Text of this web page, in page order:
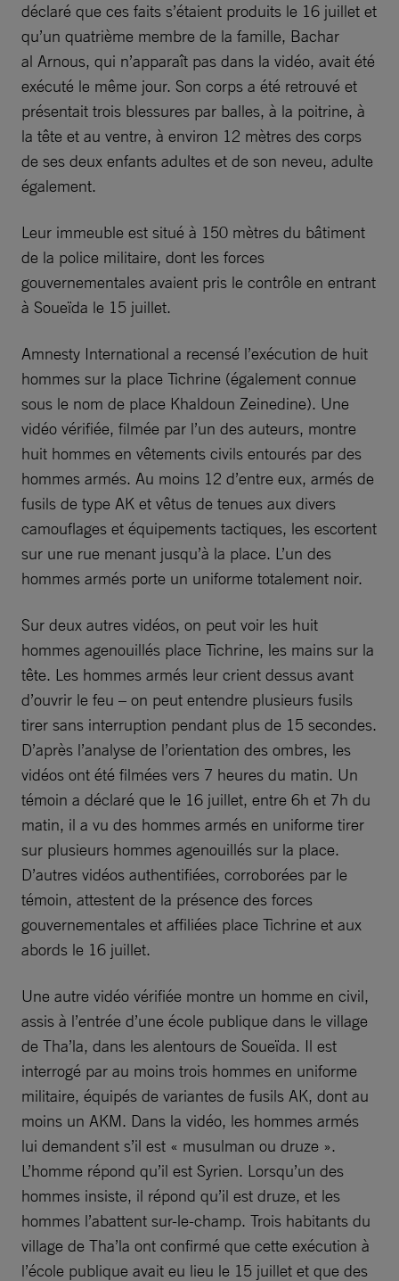
déclaré que ces faits s’étaient produits le 16 juillet et
qu’un quatrième membre de la famille, Bachar
al Arnous, qui n’apparaît pas dans la vidéo, avait été
exécuté le même jour. Son corps a été retrouvé et
présentait trois blessures par balles, à la poitrine, à
la tête et au ventre, à environ 12 mètres des corps
de ses deux enfants adultes et de son neveu, adulte
également.
Leur immeuble est situé à 150 mètres du bâtiment
de la police militaire, dont les forces
gouvernementales avaient pris le contrôle en entrant
à Soueïda le 15 juillet.
Amnesty International a recensé l’exécution de huit
hommes sur la place Tichrine (également connue
sous le nom de place Khaldoun Zeinedine). Une
vidéo vérifiée, filmée par l’un des auteurs, montre
huit hommes en vêtements civils entourés par des
hommes armés. Au moins 12 d’entre eux, armés de
fusils de type AK et vêtus de tenues aux divers
camouflages et équipements tactiques, les escortent
sur une rue menant jusqu’à la place. L’un des
hommes armés porte un uniforme totalement noir.
Sur deux autres vidéos, on peut voir les huit
hommes agenouillés place Tichrine, les mains sur la
tête. Les hommes armés leur crient dessus avant
d’ouvrir le feu – on peut entendre plusieurs fusils
tirer sans interruption pendant plus de 15 secondes.
D’après l’analyse de l’orientation des ombres, les
vidéos ont été filmées vers 7 heures du matin. Un
témoin a déclaré que le 16 juillet, entre 6h et 7h du
matin, il a vu des hommes armés en uniforme tirer
sur plusieurs hommes agenouillés sur la place.
D’autres vidéos authentifiées, corroborées par le
témoin, attestent de la présence des forces
gouvernementales et affiliées place Tichrine et aux
abords le 16 juillet.
Une autre vidéo vérifiée montre un homme en civil,
assis à l’entrée d’une école publique dans le village
de Tha’la, dans les alentours de Soueïda. Il est
interrogé par au moins trois hommes en uniforme
militaire, équipés de variantes de fusils AK, dont au
moins un AKM. Dans la vidéo, les hommes armés
lui demandent s’il est « musulman ou druze ».
L’homme répond qu’il est Syrien. Lorsqu’un des
hommes insiste, il répond qu’il est druze, et les
hommes l’abattent sur-le-champ. Trois habitants du
village de Tha’la ont confirmé que cette exécution à
l’école publique avait eu lieu le 15 juillet et que des